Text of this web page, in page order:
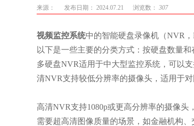
来源： 发布日期： 2024.07.21 浏览数： 307
视频监控系统中的智能硬盘录像机（NVR，
以下是一些主要的分类方式：按硬盘数量
多硬盘NVR适用于中大型监控系统，可以
清NVR支持较低分辨率的摄像头，适用于对
高清NVR支持1080p或更高分辨率的摄像
需要超高清图像质量的场景，如金融机构